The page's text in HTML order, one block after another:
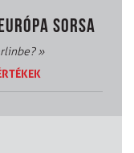
SORSA
»